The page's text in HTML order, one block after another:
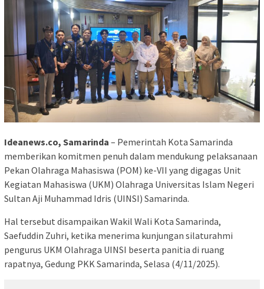
Ideanews.co, Samarinda – Pemerintah Kota Samarinda
memberikan komitmen penuh dalam mendukung pelaksanaan
Pekan Olahraga Mahasiswa (POM) ke-VII yang digagas Unit
Kegiatan Mahasiswa (UKM) Olahraga Universitas Islam Negeri
Sultan Aji Muhammad Idris (UINSI) Samarinda.
Hal tersebut disampaikan Wakil Wali Kota Samarinda,
Saefuddin Zuhri, ketika menerima kunjungan silaturahmi
pengurus UKM Olahraga UINSI beserta panitia di ruang
rapatnya, Gedung PKK Samarinda, Selasa (4/11/2025).